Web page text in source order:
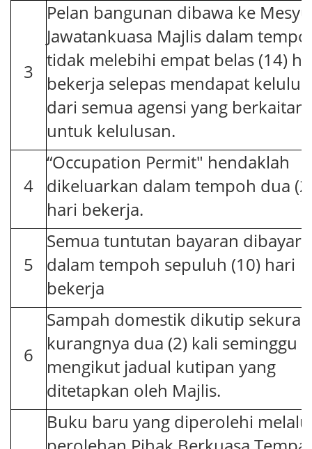
3
Pelan bangunan dibawa ke
Jawatankuasa Majlis dalam
tidak melebihi empat belas (14)
bekerja selepas mendapat
dari semua agensi yang berkaitan
untuk kelulusan.
4
“Occupation Permit" hendaklah
dikeluarkan dalam tempoh dua
hari bekerja.
5
Semua tuntutan bayaran dibayar
dalam tempoh sepuluh (10) hari
bekerja
6
Sampah domestik dikutip
kurangnya dua (2) kali seminggu
mengikut jadual kutipan yang
ditetapkan oleh Majlis.
Buku baru yang diperolehi